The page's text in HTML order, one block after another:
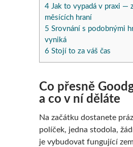
4 Jak to vypadá v praxi —
měsících hraní
5 Srovnání s podobnými
vyniká
6 Stojí to za váš čas
Co přesně
a co v ní děláte
Na začátku dostanete
políček, jedna stodola,
je vybudovat fungující